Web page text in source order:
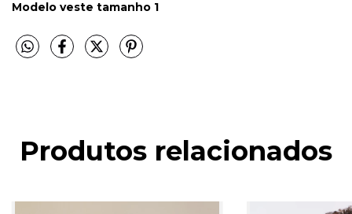
Modelo veste tamanho 1
Produtos relacionados